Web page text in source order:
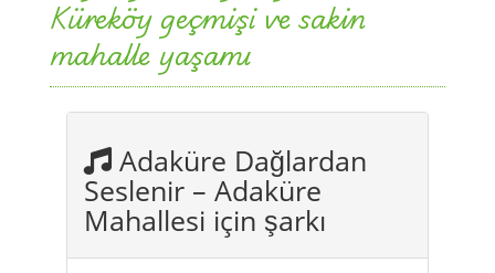
Küreköy geçmişi ve sakin
mahalle yaşamı
Adaküre Dağlardan
Seslenir – Adaküre
Mahallesi için şarkı